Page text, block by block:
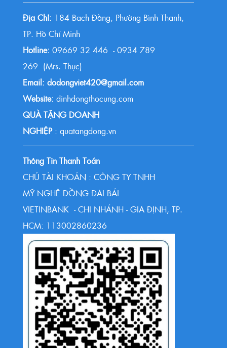
Địa Chỉ: 184 Bạch Đằng, Phường Bình Thạnh,
TP. Hồ Chí Minh
Hotline: 09669 32 446 - 0934 789
269 (Mrs. Thực)
Email: dodongviet420@gmail.com
Website: dinhdongthocung.com
QUÀ TẶNG DOANH
NGHIỆP : quatangdong.vn
Thông Tin Thanh Toán
CHỦ TÀI KHOẢN : CÔNG TY TNHH
MỸ NGHỆ ĐỒNG ĐẠI BÁI
VIETINBANK - CHI NHÁNH - GIA ĐỊNH, TP.
HCM: 113002860236